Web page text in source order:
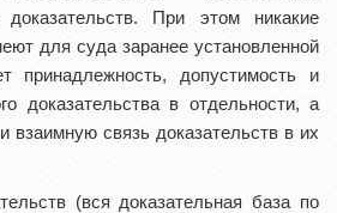
При этом никакие
для суда заранее установленной
принадлежность, допустимость и
доказательства в отдельности, а
взаимную связь доказательств в их
(вся доказательная база по